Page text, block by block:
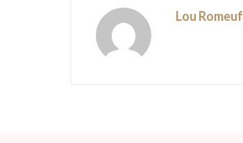
Lou Romeuf